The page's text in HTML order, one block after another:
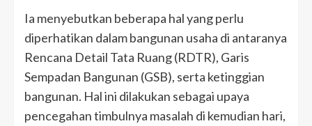
Ia menyebutkan beberapa hal yang perlu
diperhatikan dalam bangunan usaha di antaranya
Rencana Detail Tata Ruang (RDTR), Garis
Sempadan Bangunan (GSB), serta ketinggian
bangunan. Hal ini dilakukan sebagai upaya
pencegahan timbulnya masalah di kemudian hari,